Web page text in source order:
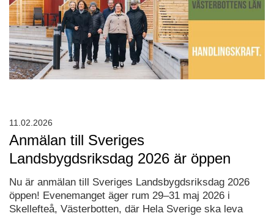
Anmälan till Sveriges
Landsbygdsriksdag 2026 är öppen
Nu är anmälan till Sveriges Landsbygdsriksdag 2026
öppen! Evenemanget äger rum 29–31 maj 2026 i
Skellefteå, Västerbotten, där Hela Sverige ska leva
11.02.2026